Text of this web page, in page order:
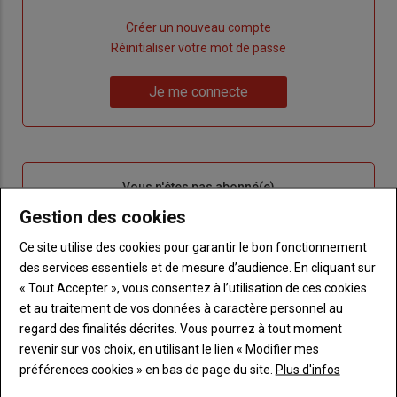
Créer un nouveau compte
de
Réinitialiser votre mot de passe
me
Je me connecte
Sous-
Vous n'êtes pas abonné(e)
TITRE CRÉEZ UN COMPTE
BodyChoisissez votre formule et créez votre
compte pour accéder à tout Terre de
Touraine.
Lien Créez un compte
Gestion des cookies
Ce site utilise des cookies pour garantir le bon fonctionnement
des services essentiels et de mesure d’audience. En cliquant sur
« Tout Accepter », vous consentez à l’utilisation de ces cookies
et au traitement de vos données à caractère personnel au
regard des finalités décrites. Vous pourrez à tout moment
revenir sur vos choix, en utilisant le lien « Modifier mes
préférences cookies » en bas de page du site. Plus d'infos